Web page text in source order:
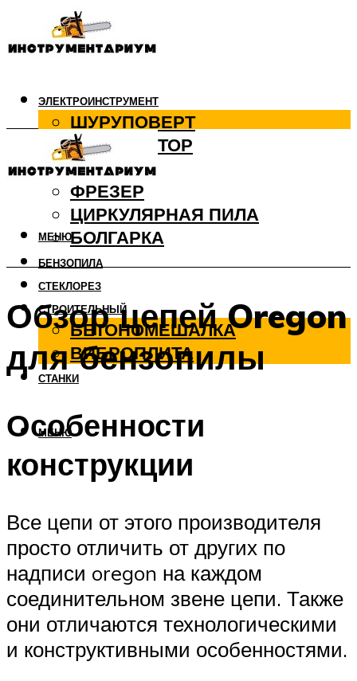
ЭЛЕКТРОИНСТРУМЕНТ
ШУРУПОВЕРТ
ПЕРФОРАТОР
ДРЕЛЬ
ФРЕЗЕР
ЦИРКУЛЯРНАЯ ПИЛА
БОЛГАРКА
БЕНЗОПИЛА
СТЕКЛОРЕЗ
СТРОИТЕЛЬНЫЙ
БЕТОНОМЕШАЛКА
ВИБРОПЛИТА
СТАНКИ
МЕНЮ
МЕНЮ
Обзор цепей Oregon
для бензопилы
Особенности
конструкции
Все цепи от этого производителя
просто отличить от других по
надписи oregon на каждом
соединительном звене цепи. Также
они отличаются технологическими
и конструктивными особенностями.